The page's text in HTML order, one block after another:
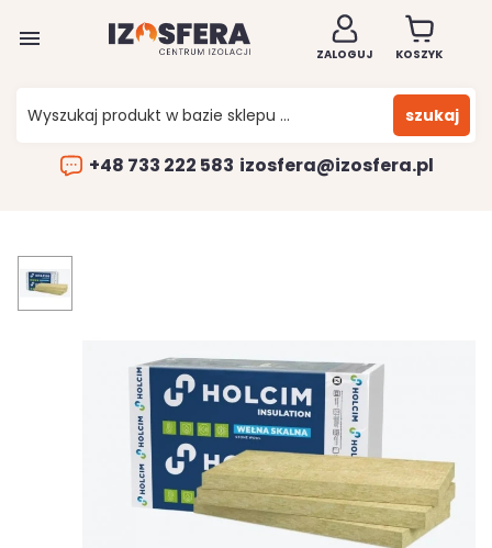

ZALOGUJ KOSZYK
szukaj
+48 733 222 583 izosfera@izosfera.pl